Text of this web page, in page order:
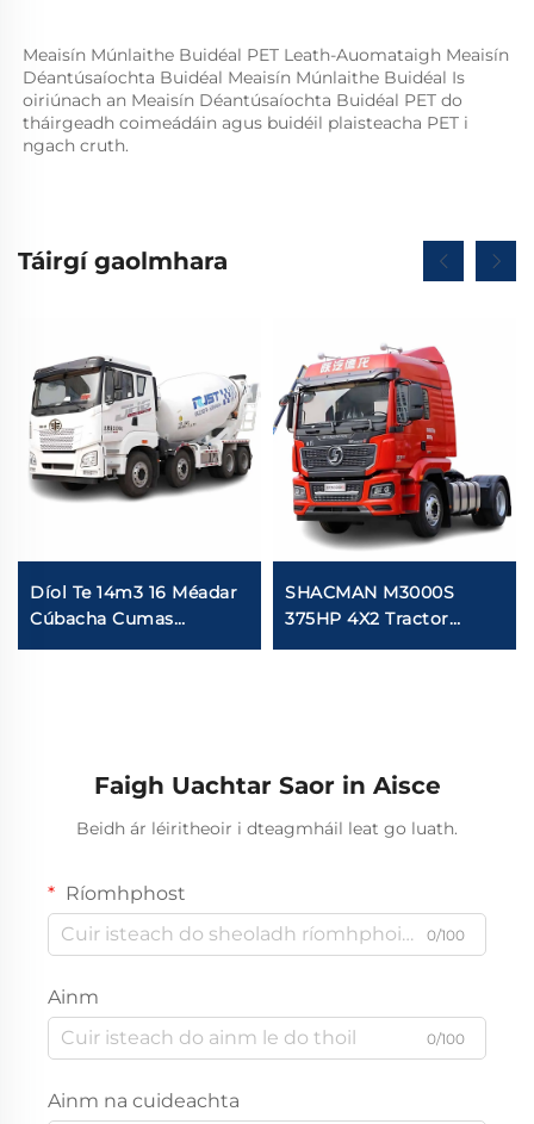
Meaisín Múnlaithe Buidéal PET Leath-Auomataigh Meaisín
Déantúsaíochta Buidéal Meaisín Múnlaithe Buidéal Is
oiriúnach an Meaisín Déantúsaíochta Buidéal PET do
tháirgeadh coimeádáin agus buidéil plaisteacha PET i
ngach cruth.
Táirgí gaolmhara
Díol Te 14m3 16 Méadar
Cúbacha Cumas
Meascóirí Concréite
SHACMAN M3000S
375HP 4X2 Tractor
Seirbhís Saincheaptha
Faigh Uachtar Saor in Aisce
Beidh ár léiritheoir i dteagmháil leat go luath.
Ríomhphost
0/100
Ainm
0/100
Ainm na cuideachta